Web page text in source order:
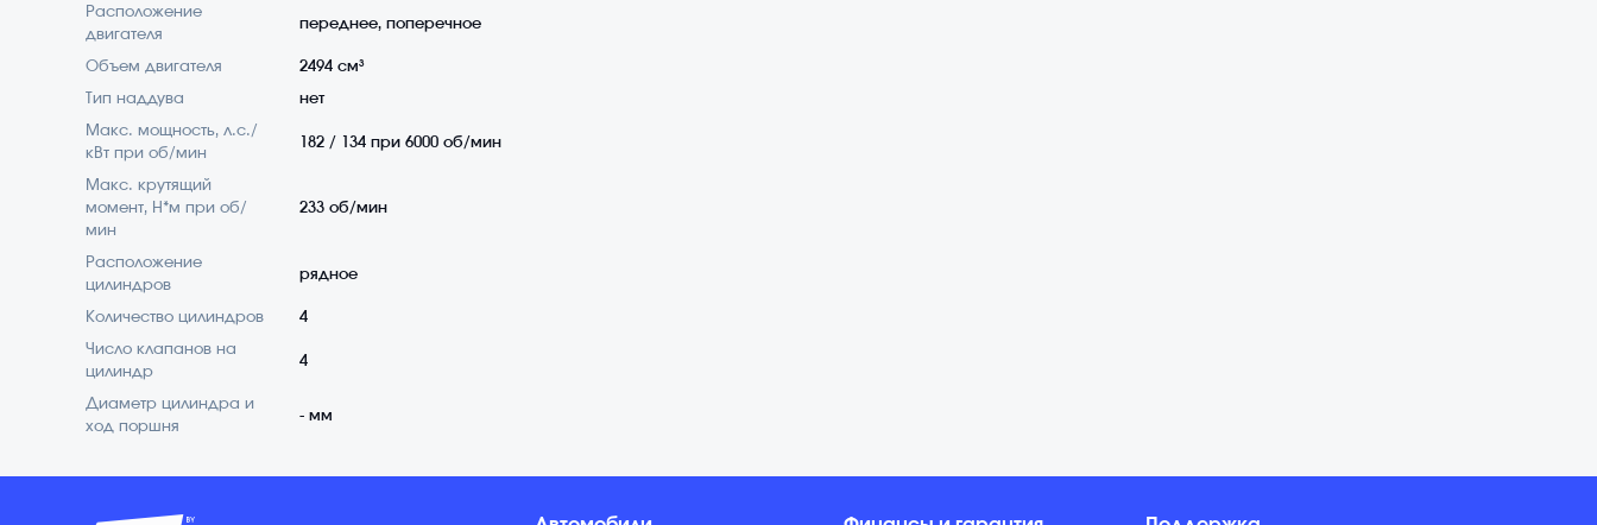
Расположение
двигателя
переднее, поперечное
Объем двигателя 2494 см³
Тип наддува нет
Макс. мощность, л.с./
кВт при об/мин
182 / 134 при 6000 об/мин
Макс. крутящий
момент, Н*м при об/
мин
233 об/мин
Расположение
цилиндров
рядное
Количество цилиндров 4
Число клапанов на
цилиндр
4
Диаметр цилиндра и
ход поршня
- мм